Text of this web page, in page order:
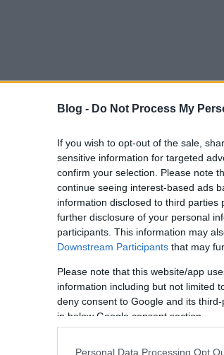
Blog - Do Not Process My
If you wish to opt-out of the sale,
sensitive information for targeted
confirm your selection. Please note
continue seeing interest-based ads
information disclosed to third
further disclosure of your personal
participants. This information may
Downstream Participants that may
Please note that this website/app
information including but not limited
deny consent to Google and its
in below Google consent section.
Personal Data Processing Opt